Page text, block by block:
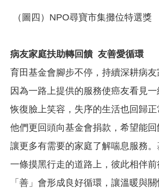
（圖四）NPO尋寶市集攤位特選獎
病友家庭扶助轉回饋 友善愛循環
育田基金會腳步不停，持續深耕病
因為一路上提供的服務使癌友看見
恢復臉上笑容，失序的生活也回歸
他們更回頭向基金會捐款，希望能
讓更多有需要的家庭了解喘息服務
一條摸黑行走的道路上，彼此相伴
「善」會形成良好循環，讓溫暖與